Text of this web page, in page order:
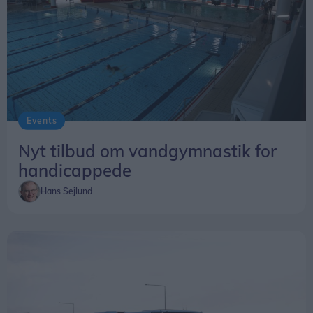
Events
Nyt tilbud om vandgymnastik for
handicappede
Hans Sejlund